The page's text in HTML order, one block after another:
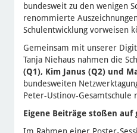
bundesweit zu den wenigen
renommierte
Schulentwicklung vorweisen
Gemeinsam mit unserer
Tanja Niehaus nahmen die
(Q1), Kim Janus (Q2) und
bundesweiten
Peter-Ustinov-Gesamtschule
Eigene Beiträge stoßen auf
Im Rahmen einer Poster-